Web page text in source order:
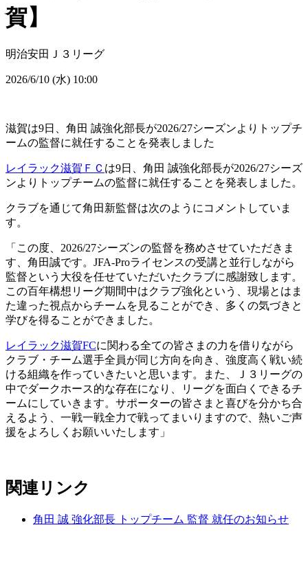
賀】
明治安田Ｊ３リーグ
2026/6/10 (水) 10:00
滋賀は9日、角田 誠強化部長が2026/27シーズンよりトップチ
ームの監督に就任することを発表しました
レイラック滋賀ＦＣ は9日、角田 誠強化部長が2026/27シーズ
ンよりトップチームの監督に就任することを発表しました。
クラブを通じて角田新監督は次のようにコメントしていま
す。
「この度、2026/27シーズンの監督を務めさせていただきま
す、角田誠です。JFA-Proライセンスの受講と並行しながら
監督という大役を任せていただいたクラブに感謝致します。
この百年構想リーグ期間中はクラブ強化という、現場とはま
た違った視点からチームを見ることができ、多くの気づきと
学びを得ることができました。
レイラック滋賀FCに関わる全ての皆さまの力を借りながら
クラブ・チーム選手全員が同じ方向を向き、強度高く戦い続
ける組織を作っていきたいと思います。また、Ｊ３リーグの
中でダークホース的な存在になり、リーグを面白くできるチ
ームにしていきます。サポーターの皆さまと喜びを分かち合
えるよう、一戦一戦全力で戦ってまいりますので、熱いご声
援をよろしくお願いいたします」
関連リンク
角田 誠 強化部長 トップチーム 監督 就任のお知らせ